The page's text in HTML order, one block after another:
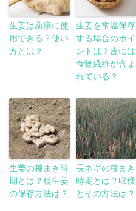
生姜は薬膳に使
用できる？使い
方とは？
生姜を常温保存
する場合のポイ
ントは？皮には
食物繊維が含ま
れている？
生姜の種まき時
期とは？種生姜
の保存方法は？
長ネギの種まき
時期とは？収穫
とその方法は？